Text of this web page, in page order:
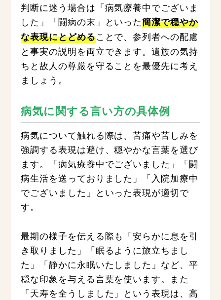
判断に迷う場合は「病気療養中でございま
した」「闘病の末」といった簡潔で穏やか
な表現にとどめることで、参列者への配慮
と事実の説明を両立できます。遺族の気持
ちと故人の尊厳を守ることを最優先に考え
ましょう。
病気に関する言い方の具体例
病気について触れる際は、苦痛や苦しみを
強調する表現は避け、穏やかな言葉を選び
ます。「病気療養中でございました」「闘
病生活を送っておりました」「入院加療中
でございました」といった表現が適切で
す。
最期の様子を伝える際も「安らかに息を引
き取りました」「眠るように旅立ちまし
た」「静かに永眠いたしました」など、平
穏な印象を与える言葉を使います。また
「天寿を全うしました」という表現は、高